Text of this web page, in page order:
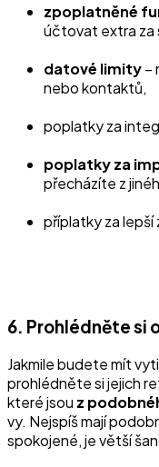
zpoplatněné
účtovat extra za
datové limity–
nebo kontaktů,
poplatky za
poplatky za
přecházíte z
příplatky za lepší
6. Prohlédněte si
Jakmile budete mít
prohlédněte si jejich
které jsou z
vy. Nejspíš mají
spokojené, je větší